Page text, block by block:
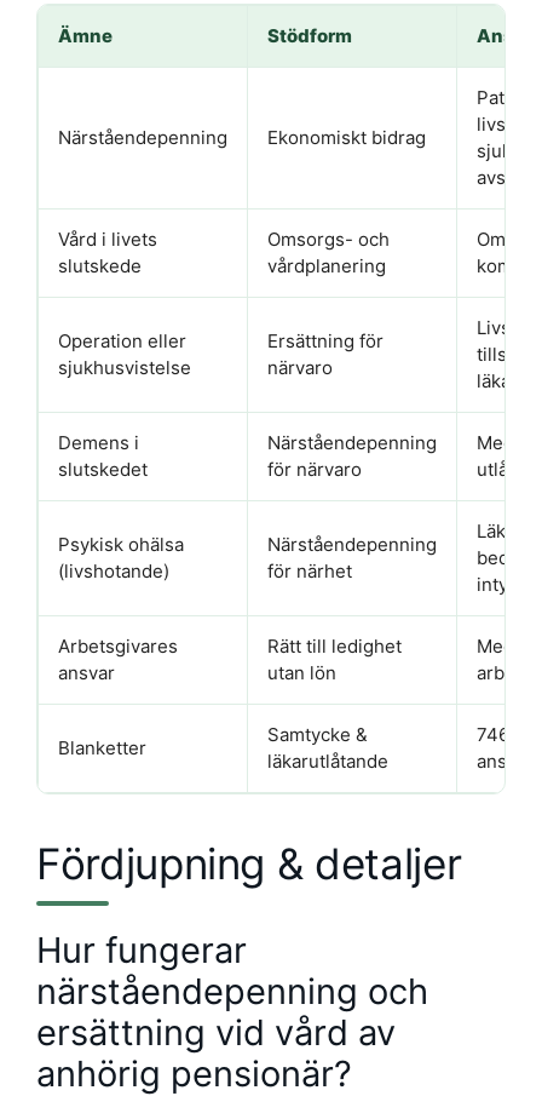
Ämne Stödform
Närståendepenning Ekonomiskt bidrag
Patient
avstår
Vård i livets
slutskede
Omsorgs- och
vårdplanering
Operation eller
sjukhusvistelse
Ersättning för
närvaro
Demens i
slutskedet
Närståendepenning
för närvaro
Psykisk ohälsa
(livshotande)
Närståendepenning
för närhet
intyg
Arbetsgivares
ansvar
Rätt till ledighet
utan lön
Blanketter
Samtycke &
läkarutlåtande
7468,
Fördjupning & detaljer
Hur fungerar
närståendepenning och
ersättning vid vård av
anhörig pensionär?